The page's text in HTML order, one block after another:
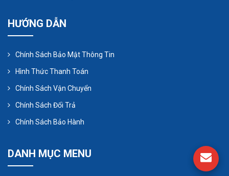
động cơ, bộ phận bơm, dây dẫn nước và các phụ
kiện khác để đảm bảo chúng không bị hỏng hóc.
Bước 2: Lắp đặt máy bơm
Hạ máy bơm xuống giếng khoan một cách cẩn
thận, sử dụng dây cáp chuyên dụng và đảm bảo
rằng máy bơm không va chạm vào bất kỳ vật gì
trong quá trình hạ.
chặt chẽ máy bơm vào giếng khoan để tránh rung
lắc trong quá trình hoạt động.
HƯỚNG DẪN
Chính Sách Bảo Mật Thông Tin
Hình Thức Thanh Toán
Chính Sách Vận Chuyển
Chính Sách Đổi Trả
Chính Sách Bảo Hành
DANH MỤC MENU